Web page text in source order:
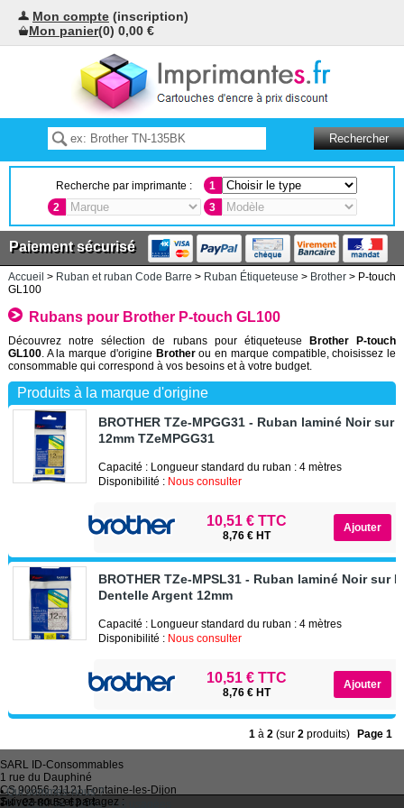
Mon compte (inscription)
Mon panier(0) 0,00 €
Recherche par imprimante :
1
2
3
Paiement sécurisé
Accueil > Ruban et ruban Code Barre > Ruban Étiqueteuse > Brother> P-touch
GL100
Rubans pour Brother P-touch GL100
Découvrez notre sélection de rubans pour étiqueteuse Brother P-touch
GL100. A la marque d'origine Brotherou en marque compatible, choisissez le
consommable qui correspond à vos besoins et à votre budget.
Produits à la marque d'origine
BROTHER TZe-MPGG31 - Ruban laminé Noir sur
12mm TZeMPGG31
Capacité : Longueur standard du ruban : 4 mètres
Disponibilité : Nous consulter
10,51 € TTC
8,76 € HT
BROTHER TZe-MPSL31 - Ruban laminé Noir sur
Dentelle Argent 12mm
Capacité : Longueur standard du ruban : 4 mètres
Disponibilité : Nous consulter
10,51 € TTC
8,76 € HT
1 à2 (sur2 produits) Page 1
SARL ID-Consommables
1 rue du Dauphiné
CS 90056 21121Fontaine-les-Dijon
Tel :03 80 52 63 64
•Qui sommes-nous ?
•Recycler ses cartouches usagées
Suivez-nous et partagez :